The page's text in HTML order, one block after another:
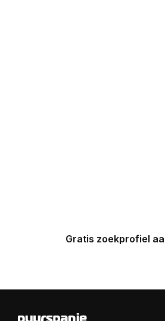
Gratis zoekprofiel